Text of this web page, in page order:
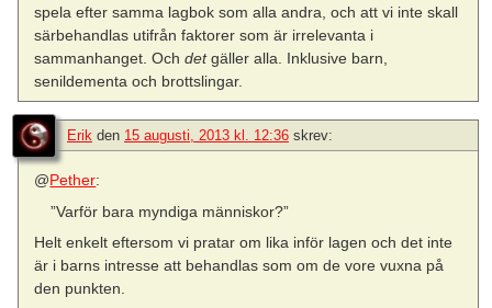
spela efter samma lagbok som alla andra, och att vi inte skall
särbehandlas utifrån faktorer som är irrelevanta i
sammanhanget. Ochdetgäller alla. Inklusive barn,
senildementa och brottslingar.
Erik den 15 augusti, 2013 kl. 12:36 skrev:
@Pether:
”Varför bara myndiga människor?”
Helt enkelt eftersom vi pratar om lika inför lagen och det inte
är i barns intresse att behandlas som om de vore vuxna på
den punkten.